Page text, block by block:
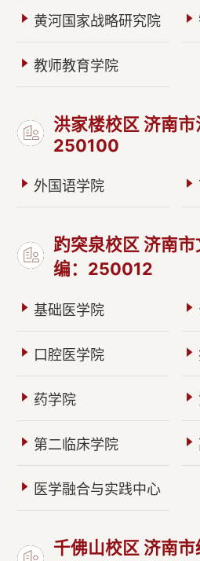
黄河国家战略研究院
教师教育学院
洪家楼校区 济南市
250100
外国语学院
趵突泉校区 济南
编：250012
基础医学院
口腔医学院
药学院
第二临床学院
医学融合与实践中心
千佛山校区 济南